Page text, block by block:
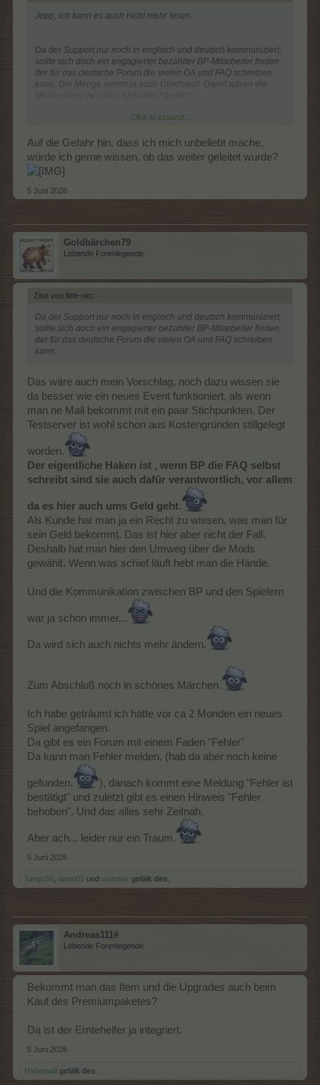
Jepp, ich kann es auch nicht mehr lesen.
Da der Support nur noch in englisch und deutsch kommuniziert,
sollte sich doch ein engagierter bezahlter BP-Mitarbeiter finden,
der für das deutsche Forum die vielen OA und FAQ schreiben
kann. Die Menge nimmt ja auch Überhand. Damit wären die
Die Ungarn (noch 3 oder mittlerweile nur noch 2 Moderatoren)
will es machen. Das Problem ist nicht nur hier. Trotzdem lese ich
diese Aussagen nicht ständig in Ungarn. Die Mods dort haben
auch ein Privatleben.
Click to expand...
Auf die Gefahr hin, dass ich mich unbeliebt mache,
würde ich gerne wissen, ob das weiter geleitet wurde?
5 Juni 2026
Goldbärchen79
Lebende Forenlegende
Zitat von little-nici: ↑
Da der Support nur noch in englisch und deutsch kommuniziert,
sollte sich doch ein engagierter bezahlter BP-Mitarbeiter finden,
der für das deutsche Forum die vielen OA und FAQ schreiben
kann.
Das wäre auch mein Vorschlag, noch dazu wissen sie
da besser wie ein neues Event funktioniert, als wenn
man ne Mail bekommt mit ein paar Stichpunkten. Der
Testserver ist wohl schon aus Kostengründen stillgelegt
worden.
Der eigentliche Haken ist , wenn BP die FAQ selbst
schreibt sind sie auch dafür verantwortlich, vor allem
da es hier auch ums Geld geht.
Als Kunde hat man ja ein Recht zu wissen, was man für
sein Geld bekommt. Das ist hier aber nicht der Fall.
Deshalb hat man hier den Umweg über die Mods
gewählt. Wenn was schief läuft hebt man die Hände.
Und die Kommunikation zwischen BP und den Spielern
war ja schon immer...
Da wird sich auch nichts mehr ändern.
Zum Abschluß noch in schönes Märchen.
Ich habe geträumt ich hätte vor ca 2 Monden ein neues
Spiel angefangen.
Da gibt es ein Forum mit einem Faden "Fehler"
Da kann man Fehler melden, (hab da aber noch keine
gefunden.
), danach kommt eine Meldung "Fehler ist
bestätigt" und zuletzt gibt es einen Hinweis "Fehler
behoben". Und das alles sehr Zeitnah.
Aber ach... leider nur ein Traum.
5 Juni 2026
Tango50, tanto01 und wahmar gefällt dies.
Andreas111#
Lebende Forenlegende
Bekommt man das Item und die Upgrades auch beim
Kauf des Premiumpaketes?
Da ist der Erntehelfer ja integriert.
5 Juni 2026
Habenwill gefällt dies.